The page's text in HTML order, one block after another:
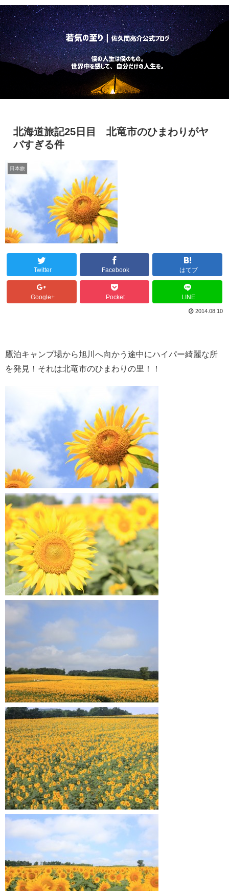
北海道旅記25日目 北竜市のひまわりがヤ
バすぎる件
日本旅
Twitter Facebook はてブ
Google+ Pocket LINE
2014.08.10
鷹泊キャンプ場から旭川へ向かう途中にハイパー綺麗な所
を発見！それは北竜市のひまわりの里！！